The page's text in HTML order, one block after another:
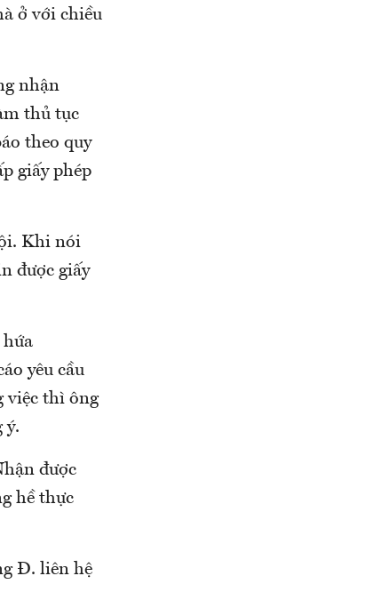
ở với chiều
nhận
thủ tục
theo quy
giấy phép
Khi nói
được giấy
hứa
yêu cầu
việc thì ông
ý.
được
hề thực
Đ. liên hệ